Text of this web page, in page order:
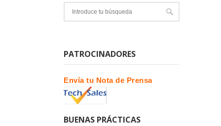
PATROCINADORES
Envía tu Nota de Prensa
BUENAS PRÁCTICAS